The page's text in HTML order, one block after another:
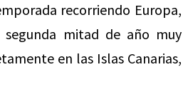
recorriendo Europa,
mitad de año muy
en las Islas Canarias,